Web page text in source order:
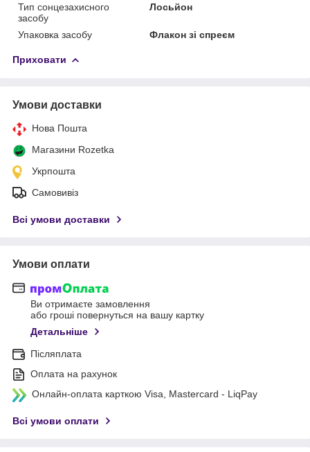
Тип сонцезахисного
засобу
Лосьйон
Упаковка засобу Флакон зі спреєм
Приховати
Умови доставки
Нова Пошта
Магазини Rozetka
Укрпошта
Самовивіз
Всі умови доставки
Умови оплати
Ви отримаєте замовлення
або гроші повернуться на вашу картку
Детальніше
Післяплата
Оплата на рахунок
Онлайн-оплата карткою Visa, Mastercard - LiqPay
Всі умови оплати